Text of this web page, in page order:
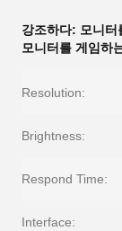
강조하다: 모니터
모니터를 게임하
Resolution:
Brightness:
Respond Time:
Interface: